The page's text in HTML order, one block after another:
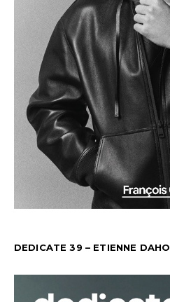
DEDICATE 39 – ETIENNE DAHO